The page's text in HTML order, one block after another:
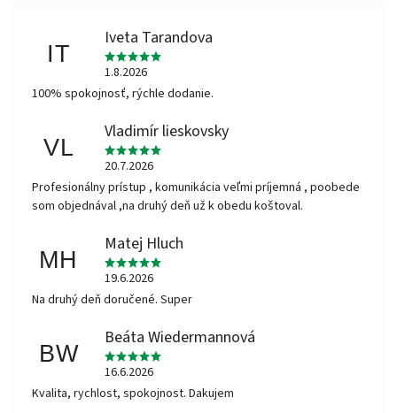
IT
Iveta Tarandova
1.8.2026
100% spokojnosť, rýchle dodanie.
VL
Vladimír lieskovsky
20.7.2026
Profesionálny prístup , komunikácia veľmi príjemná , poobede
som objednával ,na druhý deň už k obedu koštoval.
MH
Matej Hluch
19.6.2026
Na druhý deň doručené. Super
BW
Beáta Wiedermannová
16.6.2026
Kvalita, rychlost, spokojnost. Dakujem